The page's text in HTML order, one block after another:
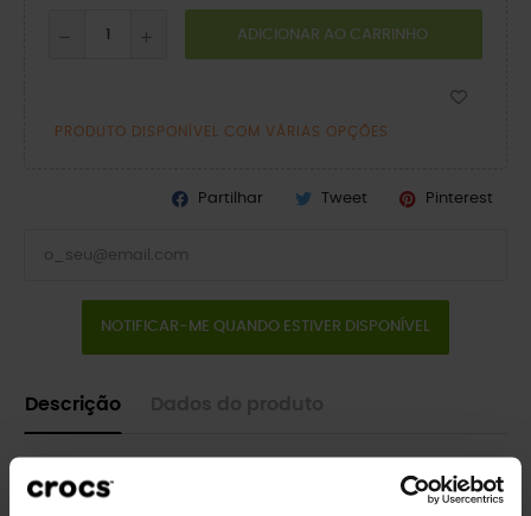
ADICIONAR AO CARRINHO
PRODUTO DISPONÍVEL COM VÁRIAS OPÇÕES
Partilhar Tweet Pinterest
NOTIFICAR-ME QUANDO ESTIVER DISPONÍVEL
Descrição
ventilação para respirabilidade. O Crocs Classic é o calçado